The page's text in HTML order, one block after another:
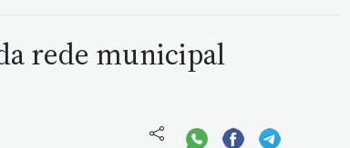
rede municipal